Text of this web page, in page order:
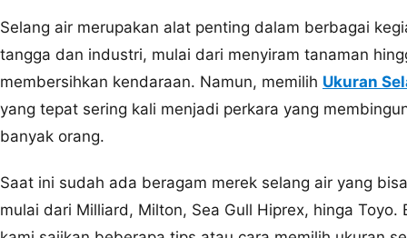
Selang air merupakan alat penting dalam berbagai
tangga dan industri, mulai dari menyiram tanaman
membersihkan kendaraan. Namun, memilih Ukuran
yang tepat sering kali menjadi perkara yang
banyak orang.
Saat ini sudah ada beragam merek selang air yang
mulai dari Milliard, Milton, Sea Gull Hiprex, hinga Toyo.